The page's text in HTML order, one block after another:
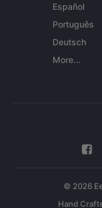
Español
Português
Deutsch
More...
© 2026